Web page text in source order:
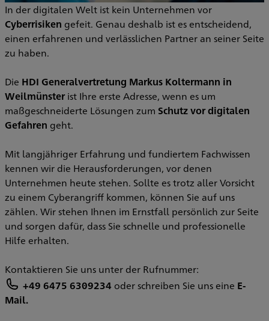
In der digitalen Welt ist kein Unternehmen vor
Cyberrisiken gefeit. Genau deshalb ist es entscheidend,
einen erfahrenen und verlässlichen Partner an seiner Seite
zu haben.
Die HDI Generalvertretung Markus Koltermann in
Weilmünsterist Ihre erste Adresse, wenn es um
maßgeschneiderte Lösungen zum Schutz vor digitalen
Gefahren geht.
Mit langjähriger Erfahrung und fundiertem Fachwissen
kennen wir die Herausforderungen, vor denen
Unternehmen heute stehen. Sollte es trotz aller Vorsicht
zu einem Cyberangriff kommen, können Sie auf uns
zählen. Wir stehen Ihnen im Ernstfall persönlich zur Seite
und sorgen dafür, dass Sie schnelle und professionelle
Hilfe erhalten.
Kontaktieren Sie uns unter der Rufnummer:
+49 6475 6309234 oder schreiben Sie uns eine E-
Mail.